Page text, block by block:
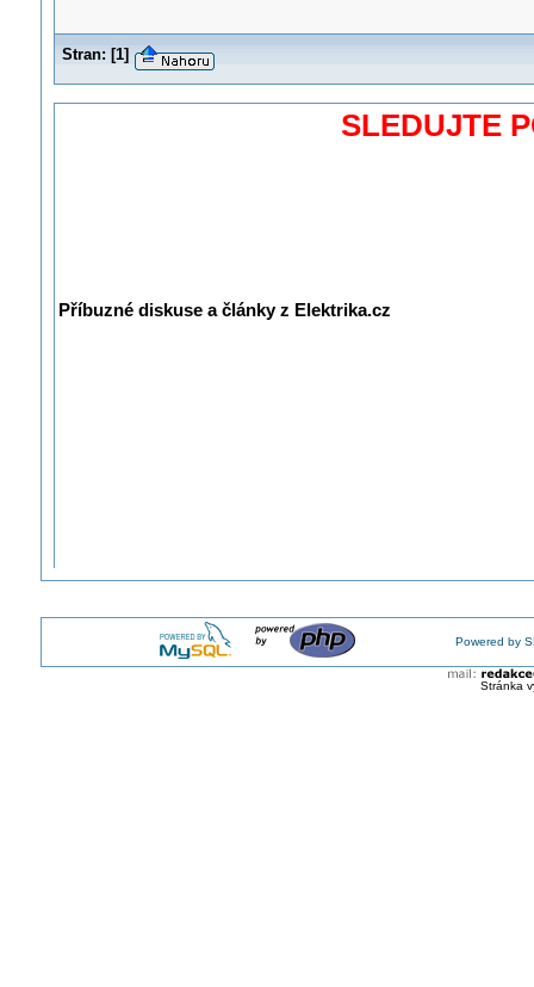
Stran: [1]
SLEDUJTE
Příbuzné diskuse a články z Elektrika.cz
Powered by
Stránka